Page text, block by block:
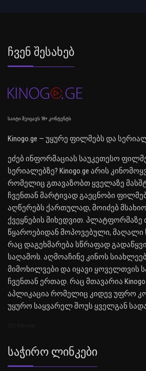
Ჩვენ Შესახებ
საიტი შეიცავს 18+ კონტენტს
Kinogo.ge — უყურე ფილმებს და
ეძებ ინფორმაციას საუკეთესო
სერიალებზე? Kinogo.ge არის
რომელიც გთავაზობთ ყველაზე
ჩვენთან მარტივად გაეცნობი
აღწერებს ქართულად, მოიძებ
ქვეყნების მიხედვით.
წყაროებიდან მოპოვებული, მაღალი
რაც დაგეხმარება სწრაფად
საღამოს. აღმოაჩინე კინოს
მიმოხილვები და იყავი ყოველთვის
ჩვენთან ერთად. რაც მთავარია Kinogo
აპლიკაცია რომელიც კიდევ უფრო
უყურო საყვარელ შოუს ყველგან
Საჭირო Ლინკები